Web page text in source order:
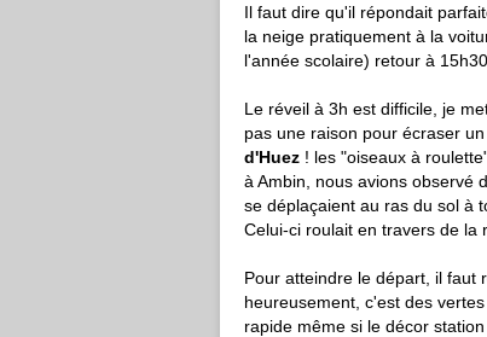
Il faut dire qu'il répondait
la neige pratiquement à la
l'année scolaire) retour à
Le réveil à 3h est difficile, je
pas une raison pour écraser
d'Huez ! les "oiseaux à
à Ambin, nous avions observé
se déplaçaient au ras du sol à
Celui-ci roulait en travers de la
Pour atteindre le départ, il faut
heureusement, c'est des
rapide même si le décor